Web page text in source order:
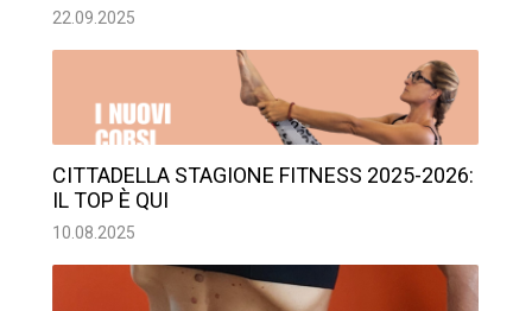
22.09.2025
CITTADELLA STAGIONE FITNESS 2025-2026:
IL TOP È QUI
10.08.2025